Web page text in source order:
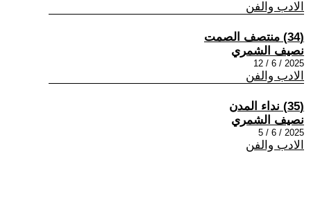
الادب والفن
(34) منتصف الصمت
نصيف الشمري
2025 / 6 / 12
الادب والفن
(35) نداء المدن
نصيف الشمري
2025 / 6 / 5
الادب والفن